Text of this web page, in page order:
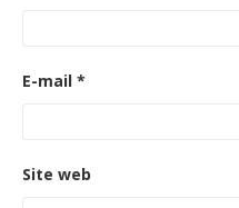
E-mail *
Site web